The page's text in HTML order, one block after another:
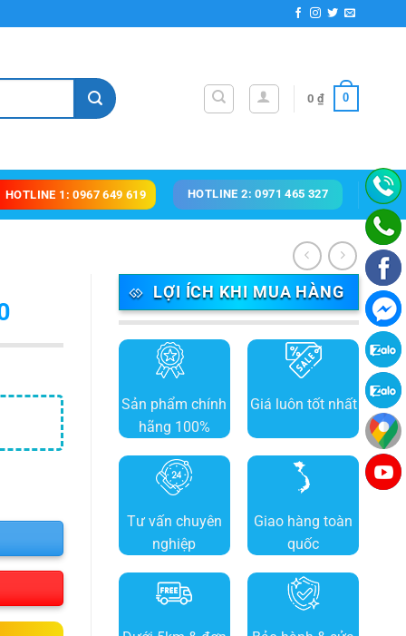
0 ₫ 0
HOTLINE 1: 0967 649 619 HOTLINE 2: 0971 465 327
LỢI ÍCH KHI MUA HÀNG
Sản phẩm chính
hãng 100%
Giá luôn tốt nhất
Tư vấn chuyên
nghiệp
Giao hàng toàn
quốc